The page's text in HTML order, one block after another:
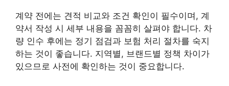
계약 전에는 견적 비교와 조건 확인이 필수이며, 계
약서 작성 시 세부 내용을 꼼꼼히 살펴야 합니다. 차
량 인수 후에는 정기 점검과 보험 처리 절차를 숙지
하는 것이 좋습니다. 지역별, 브랜드별 정책 차이가
있으므로 사전에 확인하는 것이 중요합니다.